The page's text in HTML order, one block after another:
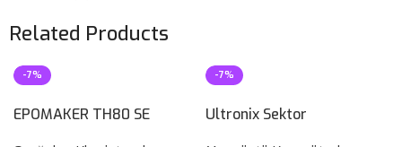
Related Products
-7%
EPOMAKER TH80 SE
-7%
Ultronix Sektor